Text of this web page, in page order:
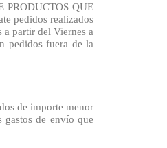
PRODUCTOS QUE
pedidos realizados
a partir del Viernes a
pedidos fuera de la
de importe menor
gastos de envío que